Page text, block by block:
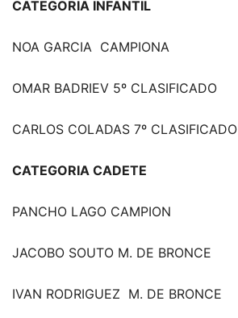
CATEGORIA INFANTIL
NOA GARCIA CAMPIONA
OMAR BADRIEV 5º CLASIFICADO
CARLOS COLADAS 7º CLASIFICADO
CATEGORIA CADETE
PANCHO LAGO CAMPION
JACOBO SOUTO M. DE BRONCE
IVAN RODRIGUEZ M. DE BRONCE